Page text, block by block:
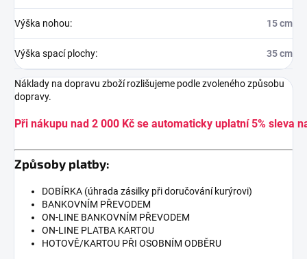
Výška nohou: 15 cm
Výška spací plochy: 35 cm
Náklady na dopravu zboží rozlišujeme podle zvoleného způsobu
dopravy.
Při nákupu nad 2 000 Kč se automaticky uplatní 5% sleva
Způsoby platby:
DOBÍRKA (úhrada zásilky při doručování kurýrovi)
BANKOVNÍM PŘEVODEM
ON-LINE BANKOVNÍM PŘEVODEM
ON-LINE PLATBA KARTOU
HOTOVĚ/KARTOU PŘI OSOBNÍM ODBĚRU